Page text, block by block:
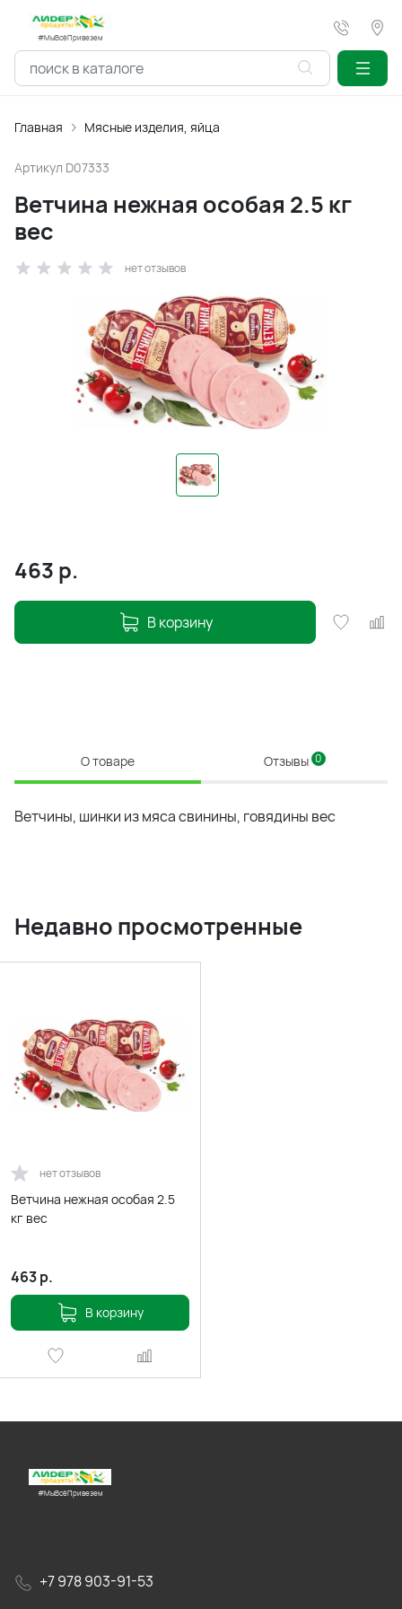
#МыВсёПривезем
Главная Мясные изделия, яйца
Артикул D07333
Ветчина нежная особая 2.5 кг
вес
нет отзывов
463 р.
В корзину
О товаре Отзывы 0
Ветчины, шинки из мяса свинины, говядины вес
Недавно просмотренные
нет отзывов
Ветчина нежная особая 2.5
кг вес
463р.
В корзину
#МыВсёПривезем
+7 978 903-91-53